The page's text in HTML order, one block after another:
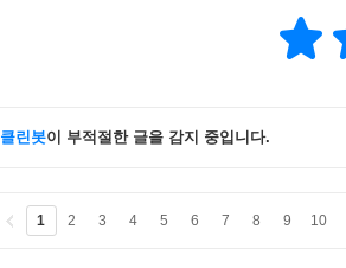
클린봇이 부적절한 글을 감지 중입니다.
1 2 3 4 5 6 7 8 9 10